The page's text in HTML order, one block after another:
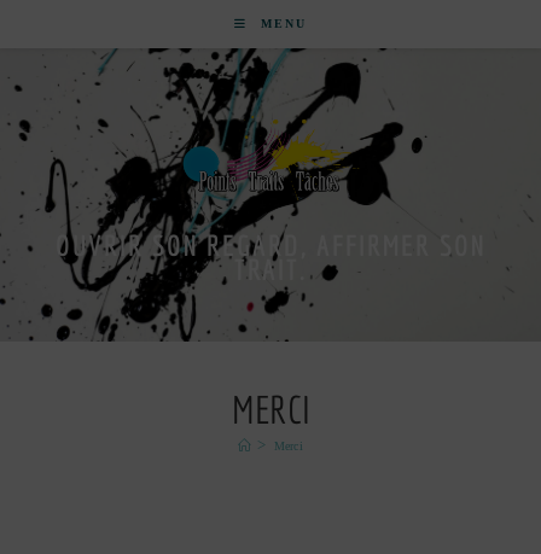
MENU
OUVRIR SON REGARD, AFFIRMER SON
TRAIT.
MERCI
> Merci